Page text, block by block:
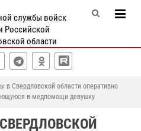
службы войск
Российской
области
в Свердловской области оперативно
в медпомощи девушку